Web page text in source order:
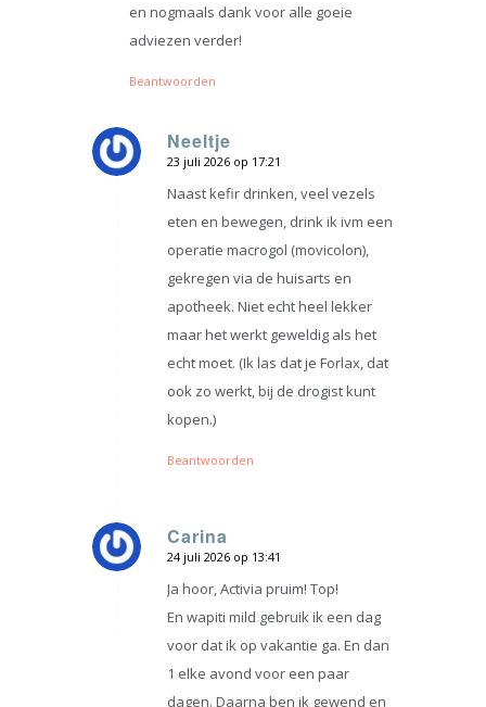
en nogmaals dank voor alle goeie
adviezen verder!
Beantwoorden
Neeltje
zegt:
23 juli 2026 op 17:21
Naast kefir drinken, veel vezels
eten en bewegen, drink ik ivm een
operatie macrogol (movicolon),
gekregen via de huisarts en
apotheek. Niet echt heel lekker
maar het werkt geweldig als het
echt moet. (Ik las dat je Forlax, dat
ook zo werkt, bij de drogist kunt
kopen.)
Beantwoorden
Carina
zegt:
24 juli 2026 op 13:41
Ja hoor, Activia pruim! Top!
En wapiti mild gebruik ik een dag
voor dat ik op vakantie ga. En dan
1 elke avond voor een paar
dagen. Daarna ben ik gewend en